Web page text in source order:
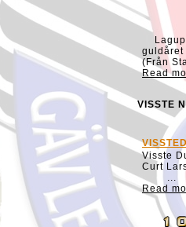
guldåret
(Från
Read more
VISSTE
Visste Du
Curt
...
Read more